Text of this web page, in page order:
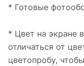
* Готовые
* Цвет на экране
отличаться от
цветопробу,